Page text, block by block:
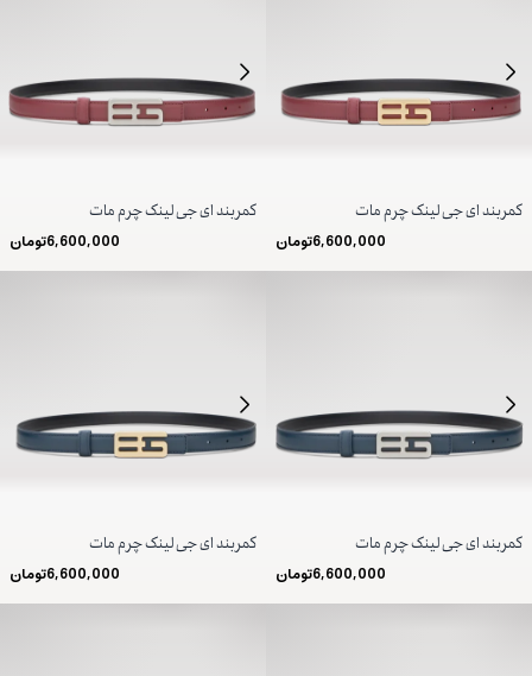
کمربند ای جی لینک چرم مات
6,600,000تومان
کمربند ای جی لینک چرم مات
6,600,000تومان
کمربند ای جی لینک چرم مات
6,600,000تومان
کمربند ای جی لینک چرم مات
6,600,000تومان